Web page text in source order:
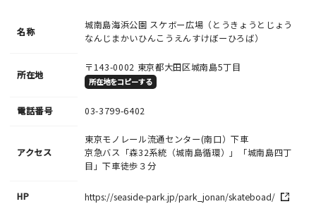
名称
城南島海浜公園 スケボー広場（とうきょうとじょう
なんじまかいひんこうえんすけぼーひろば）
所在地
〒143-0002 東京都大田区城南島5丁目
所在地をコピーする
電話番号 03-3799-6402
アクセス
東京モノレール流通センター(南口）下車
京急バス「森32系統（城南島循環）」「城南島四丁
目」下車徒歩３分
HP https://seaside-park.jp/park_jonan/skateboad/